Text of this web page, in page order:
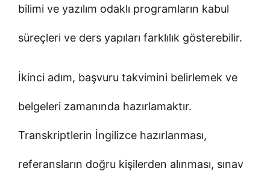
bilimi ve yazılım odaklı programların kabul
süreçleri ve ders yapıları farklılık gösterebilir.
İkinci adım, başvuru takvimini belirlemek ve
belgeleri zamanında hazırlamaktır.
Transkriptlerin İngilizce hazırlanması,
referansların doğru kişilerden alınması, sınav